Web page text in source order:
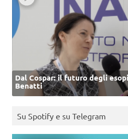
Dal Cospar: il futuro degli
Benatti
Su Spotify e su Telegram